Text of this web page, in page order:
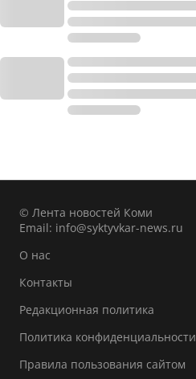
© Лента новостей Коми
Email: info@syktyvkar-news.ru
О нас
Контакты
Редакционная политика
Политика конфиденциальности
Правила пользования сайтом